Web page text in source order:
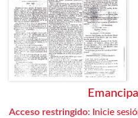
Acceso restringido: Inicie